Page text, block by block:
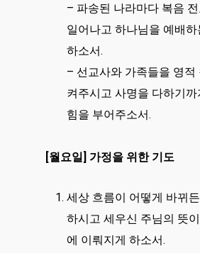
– 파송된 나라마다 복음
일어나고 하나님을 예배하
하소서.
– 선교사와 가족들을 영적
켜주시고 사명을 다하기까
힘을 부어주소서.
[월요일] 가정을 위한 기도
세상 흐름이 어떻게 바뀌
하시고 세우신 주님의 뜻
에 이뤄지게 하소서.